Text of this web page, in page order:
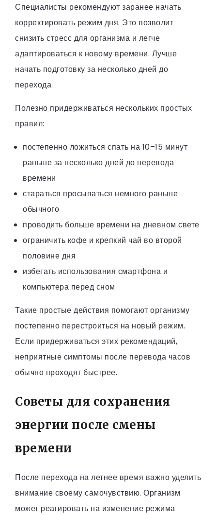
Специалисты рекомендуют заранее начать
корректировать режим дня. Это позволит
снизить стресс для организма и легче
адаптироваться к новому времени. Лучше
начать подготовку за несколько дней до
перехода.
Полезно придерживаться нескольких простых
правил:
постепенно ложиться спать на 10–15 минут
раньше за несколько дней до перевода
времени
стараться просыпаться немного раньше
обычного
проводить больше времени на дневном свете
ограничить кофе и крепкий чай во второй
половине дня
избегать использования смартфона и
компьютера перед сном
Такие простые действия помогают организму
постепенно перестроиться на новый режим.
Если придерживаться этих рекомендаций,
неприятные симптомы после перевода часов
обычно проходят быстрее.
Советы для сохранения
энергии после смены
времени
После перехода на летнее время важно уделить
внимание своему самочувствию. Организм
может реагировать на изменение режима